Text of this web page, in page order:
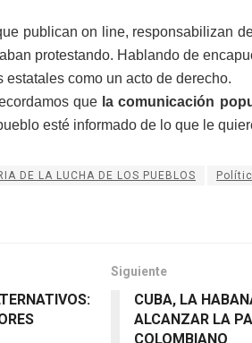
publican on line, responsabilizan
protestando. Hablando de
como un acto de derecho.
que la comunicación
esté informado de lo que le
DE LA LUCHA DE LOS PUEBLOS
Siguiente
CUBA, LA
ALCANZAR LA
COLOMBIANO